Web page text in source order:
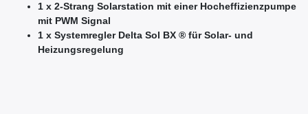
1 x 2-Strang Solarstation mit einer Hocheffizienzpumpe
mit PWM Signal
1 x Systemregler Delta Sol BX ® für Solar- und
Heizungsregelung